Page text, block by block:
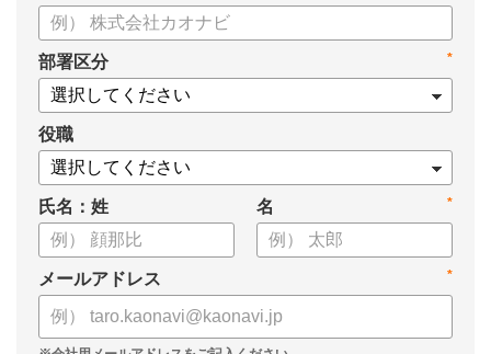
【資料の内容】
・新ビジョン「Talent intelligence™」実現へのロードマップ
・HRSaaS事業とHRSolution事業が循環する「Infinite Model」
・AI活用の土台、カオナビの「タレントマネジメント」でできる
こと
*
部署区分
役職
氏名：姓 *
名
*
メールアドレス